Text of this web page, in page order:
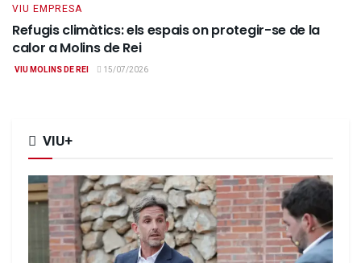
VIU EMPRESA
Refugis climàtics: els espais on protegir-se de la
calor a Molins de Rei
VIU MOLINS DE REI 15/07/2026
VIU+